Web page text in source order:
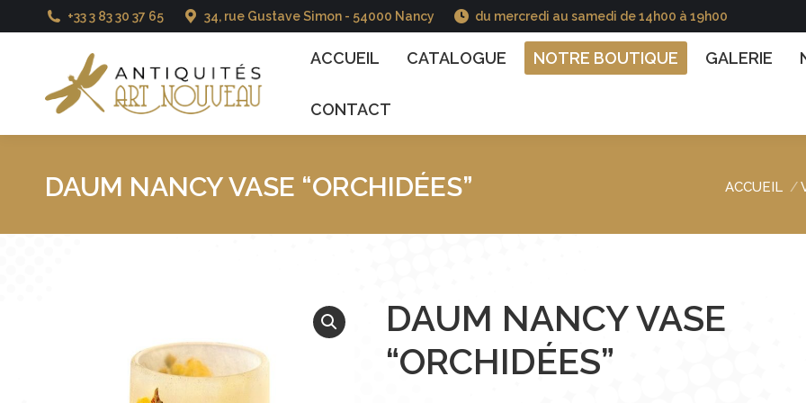
+33 3 83 30 37 65 34, rue Gustave Simon - 54000 Nancy du mercredi au samedi de 14h00 à 19h00
ACCUEIL CATALOGUE NOTRE BOUTIQUE GALERIE
CONTACT
DAUM NANCY VASE “ORCHIDÉES” Vous êtes
ACCUEIL
DAUM NANCY VASE
“ORCHIDÉES”
ACCUEIL CATALOGUE NOTRE BOUTIQUE GALERIE NOS